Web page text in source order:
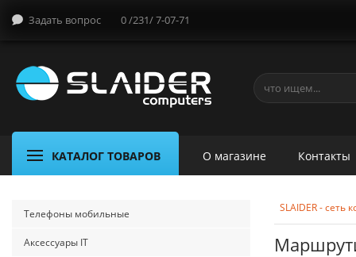
Задать вопрос 0 /231/ 7-07-71
КАТАЛОГ ТОВАРОВ О магазине Контакты
Телефоны мобильные
Аксессуары IT
SLAIDER - сеть